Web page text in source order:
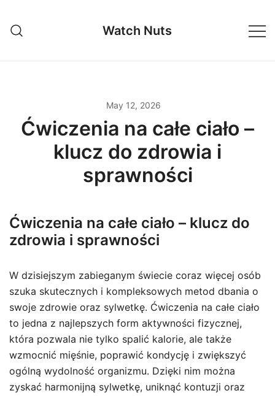
content
Watch Nuts
May 12, 2026
Ćwiczenia na całe ciało –
klucz do zdrowia i
sprawności
Ćwiczenia na całe ciało – klucz do
zdrowia i sprawności
W dzisiejszym zabieganym świecie coraz więcej osób
szuka skutecznych i kompleksowych metod dbania o
swoje zdrowie oraz sylwetkę. Ćwiczenia na całe ciało
to jedna z najlepszych form aktywności fizycznej,
która pozwala nie tylko spalić kalorie, ale także
wzmocnić mięśnie, poprawić kondycję i zwiększyć
ogólną wydolność organizmu. Dzięki nim można
zyskać harmonijną sylwetkę, uniknąć kontuzji oraz